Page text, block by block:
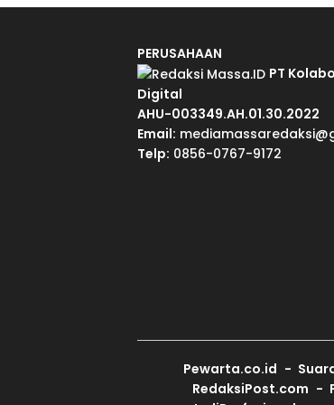
PERUSAHAAN
PT
Digital
AHU-003349.AH.01.30.2022
Email:
Telp: 0856-0767-9172
Pewarta.co.id
RedaksiPost.com